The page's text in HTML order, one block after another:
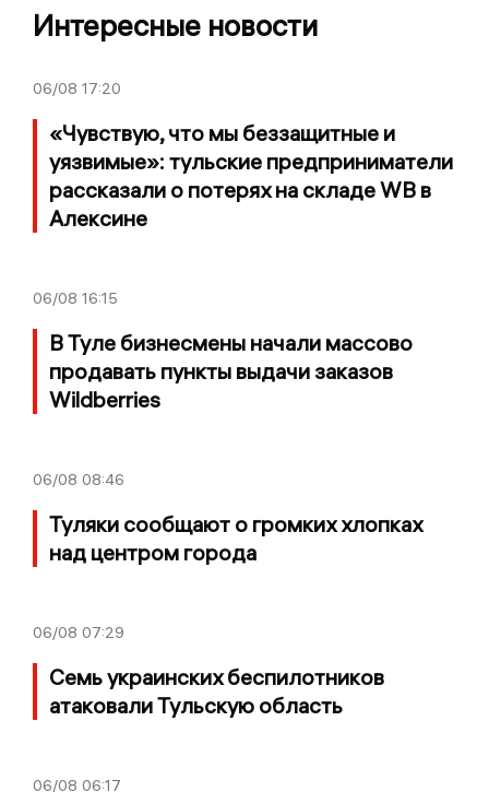
Интересные новости
06/08 17:20
«Чувствую, что мы беззащитные и
уязвимые»: тульские предприниматели
рассказали о потерях на складе WB в
Алексине
06/08 16:15
В Туле бизнесмены начали массово
продавать пункты выдачи заказов
Wildberries
06/08 08:46
Туляки сообщают о громких хлопках
над центром города
06/08 07:29
Семь украинских беспилотников
атаковали Тульскую область
06/08 06:17